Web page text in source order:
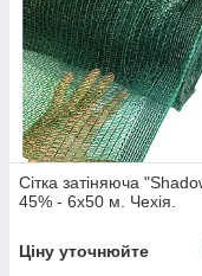
Сітка затіняюча
45% - 6x50 м. Чехія.
Ціну уточнюйте